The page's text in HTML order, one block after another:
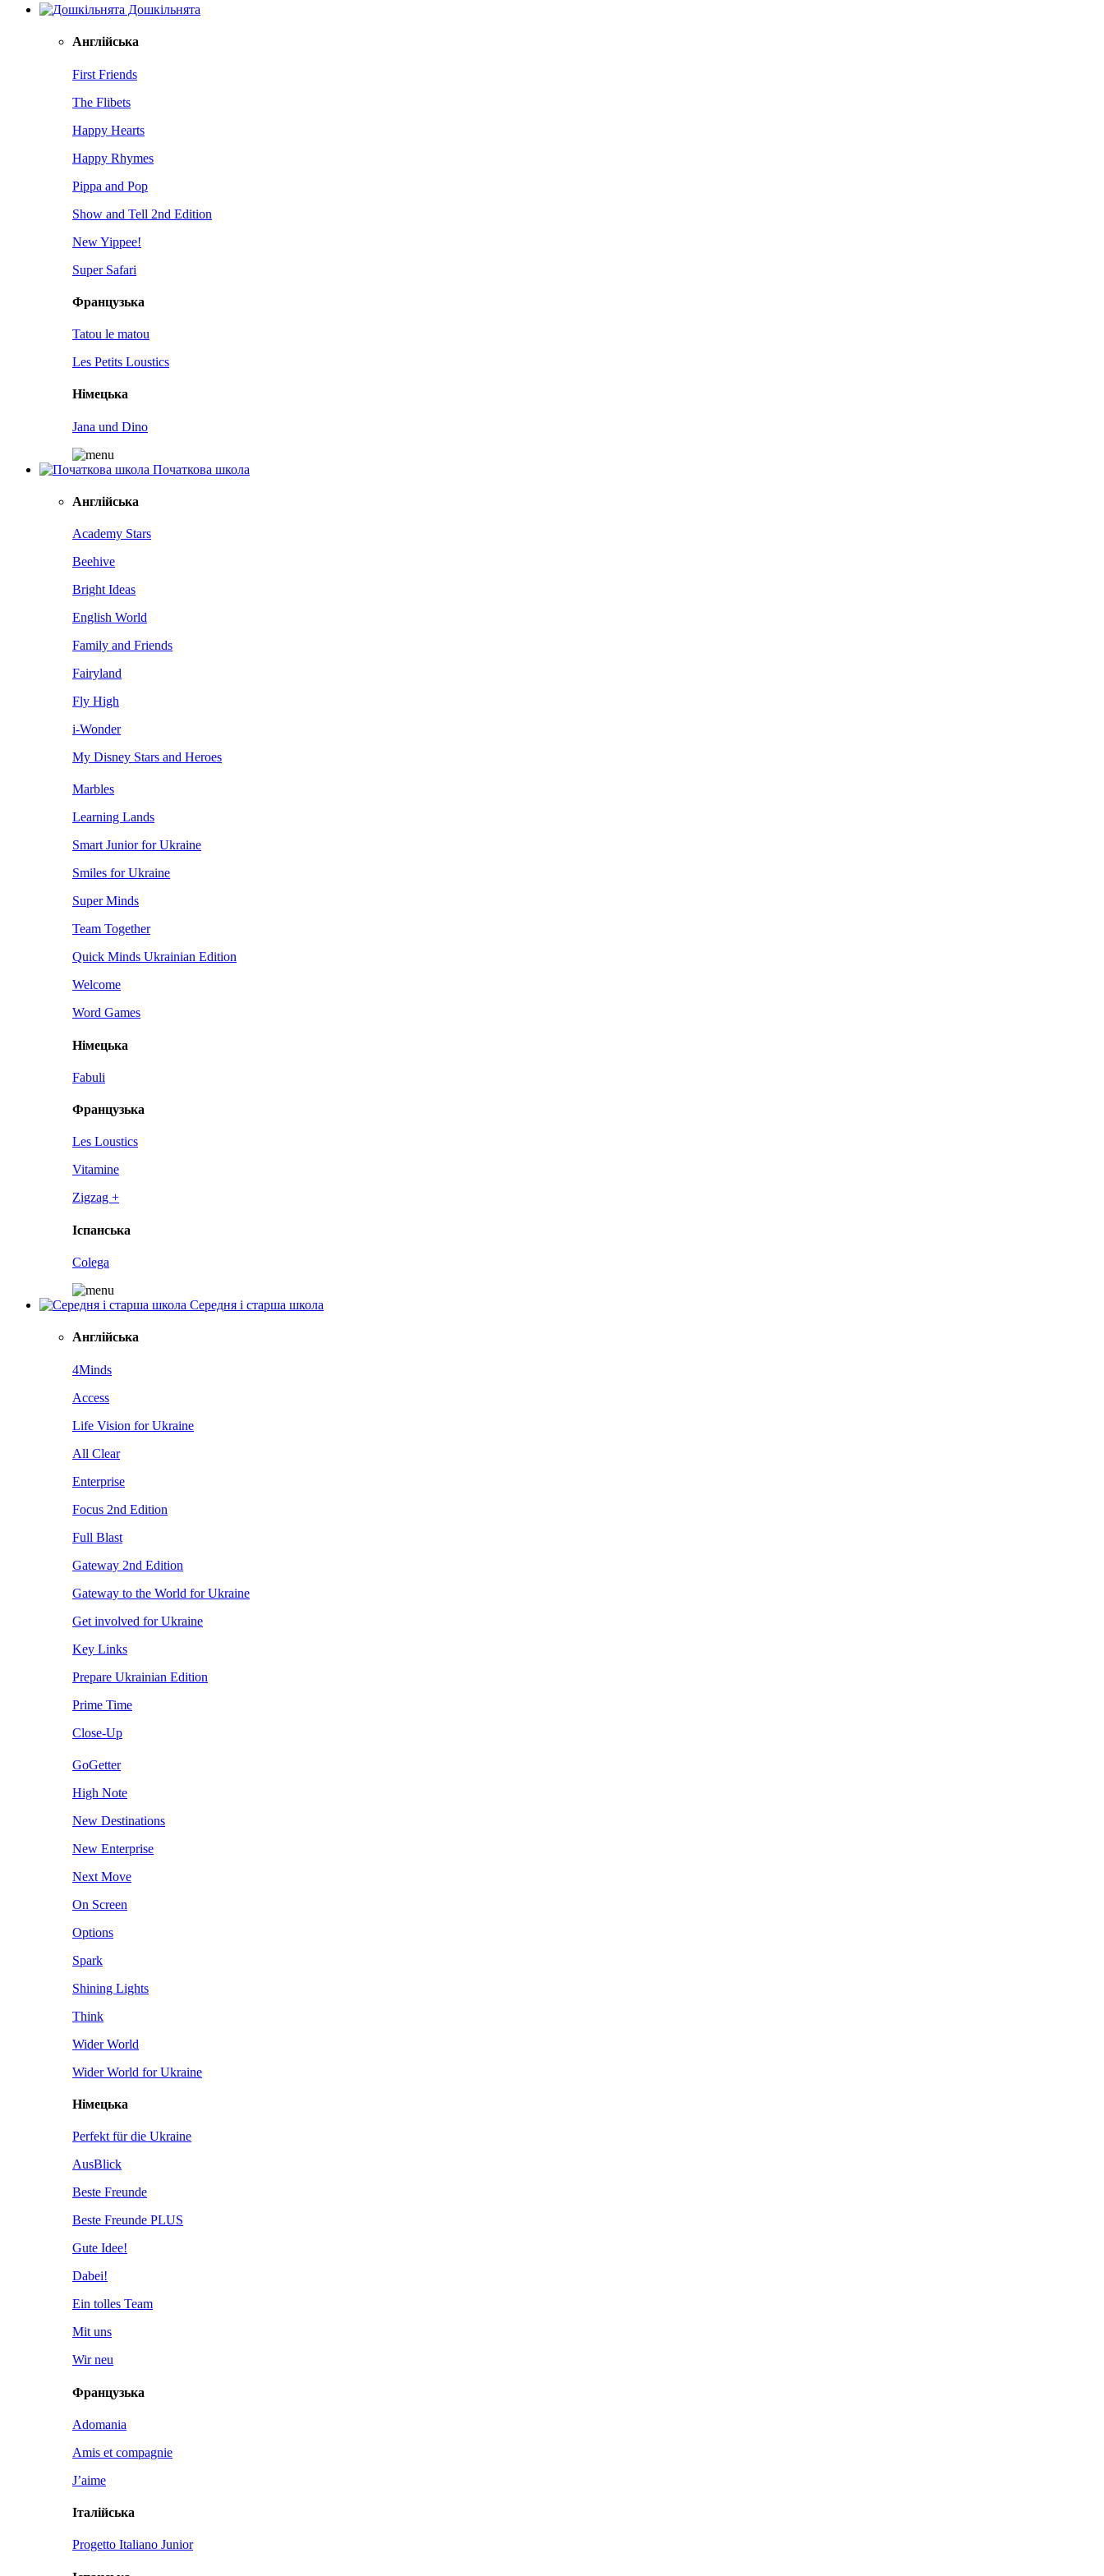
Дошкільнята
Англійська
First Friends
The Flibets
Happy Hearts
Happy Rhymes
Pippa and Pop
Show and Tell 2nd Edition
New Yippee!
Super Safari
Французька
Tatou le matou
Les Petits Loustics
Німецька
Jana und Dino
Початкова школа
Англійська
Academy Stars
Beehive
Bright Ideas
English World
Family and Friends
Fairyland
Fly High
i-Wonder
My Disney Stars and Heroes
Marbles
Learning Lands
Smart Junior for Ukraine
Smiles for Ukraine
Super Minds
Team Together
Quick Minds Ukrainian Edition
Welcome
Word Games
Німецька
Fabuli
Французька
Les Loustics
Vitamine
Zigzag +
Іспанська
Colega
Середня і старша школа
Англійська
4Minds
Access
Life Vision for Ukraine
All Clear
Enterprise
Focus 2nd Edition
Full Blast
Gateway 2nd Edition
Gateway to the World for Ukraine
Get involved for Ukraine
Key Links
Prepare Ukrainian Edition
Prime Time
Close-Up
GoGetter
High Note
New Destinations
New Enterprise
Next Move
On Screen
Options
Spark
Shining Lights
Think
Wider World
Wider World for Ukraine
Німецька
Perfekt für die Ukraine
AusBlick
Beste Freunde
Beste Freunde PLUS
Gute Idee!
Dabei!
Ein tolles Team
Mit uns
Wir neu
Французька
Adomania
Amis et compagnie
J’aime
Італійська
Progetto Italiano Junior